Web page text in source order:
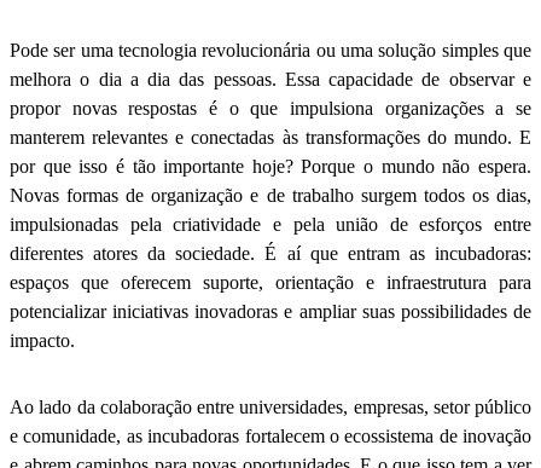
Pode ser uma tecnologia revolucionária ou uma solução simples que
melhora o dia a dia das pessoas. Essa capacidade de observar e
propor novas respostas é o que impulsiona organizações a se
manterem relevantes e conectadas às transformações do mundo. E
por que isso é tão importante hoje? Porque o mundo não espera.
Novas formas de organização e de trabalho surgem todos os dias,
impulsionadas pela criatividade e pela união de esforços entre
diferentes atores da sociedade. É aí que entram as incubadoras:
espaços que oferecem suporte, orientação e infraestrutura para
potencializar iniciativas inovadoras e ampliar suas possibilidades de
impacto.
Ao lado da colaboração entre universidades, empresas, setor público
e comunidade, as incubadoras fortalecem o ecossistema de inovação